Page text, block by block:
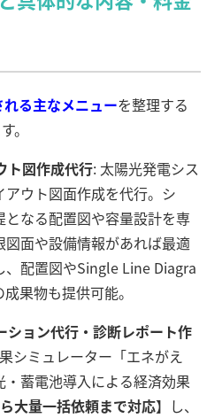
る主なメニューを整理する
。
ト図作成代行: 太陽光発電シス
ウト図面作成を代行。シ
となる配置図や容量設計を専
面や設備情報があれば最適
、配置図やSingle Line Diagra
果物も提供可能。
ション代行・診断レポート作
シミュレーター「エネがえ
蓄電池導入による経済効果
大量一括依頼まで対応】し、